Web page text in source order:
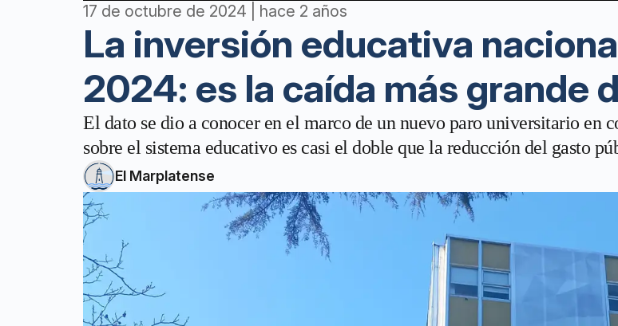
17 de octubre de 2024 | hace 2 años
La inversión educativa
2024: es la caída más grande
El dato se dio a conocer en el marco de un nuevo paro universitario en
sobre el sistema educativo es casi el doble que la reducción del gasto
El Marplatense